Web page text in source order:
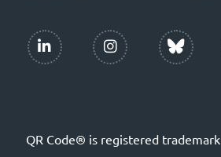
QR Code® is registered